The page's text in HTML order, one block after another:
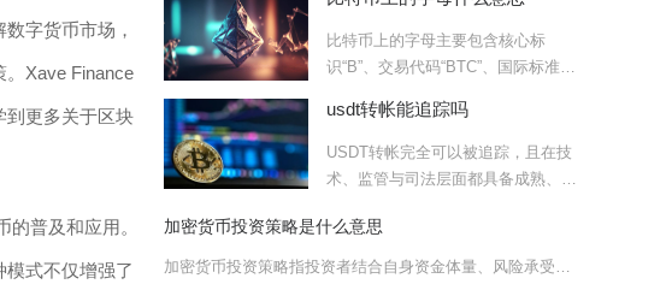
字货币市场，
Xave Finance
到更多关于区块
普及和应用。
式不仅增强了
比特币上的字母主要包含核心标
识“B”、交易代码“BTC”、国际标准代
usdt转帐能追踪吗
USDT转帐完全可以被追踪，且在技
术、监管与司法层面都具备成熟、可
加密货币投资策略是什么意思
加密货币投资策略指投资者结合自身资金体量、风险承受力与市场周期规律，制定的一整套资产买入、